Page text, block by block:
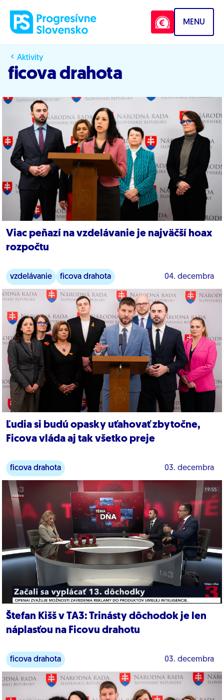
MENU
Aktivity
ficova drahota
Viac peňazí na vzdelávanie je najväčší hoax
rozpočtu
vzdelávanie ficova drahota 04. decembra
Ľudia si budú opasky uťahovať zbytočne,
Ficova vláda aj tak všetko preje
ficova drahota 03. decembra
Štefan Kišš v TA3: Trinásty dôchodok je len
náplasťou na Ficovu drahotu
ficova drahota 03. decembra